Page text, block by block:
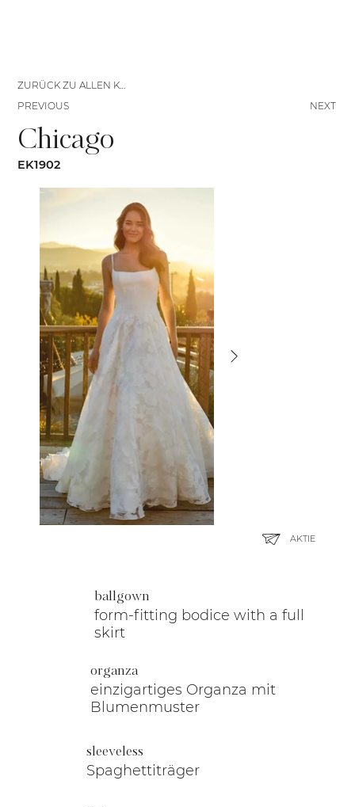
ballgown
form-fitting bodice with a full
skirt
organza
einzigartiges Organza mit
Blumenmuster
sleeveless
Spaghettiträger
Chicago
EK1902
AKTIE
NEXT
ZURÜCK ZU ALLEN KLEIDERN
PREVIOUS